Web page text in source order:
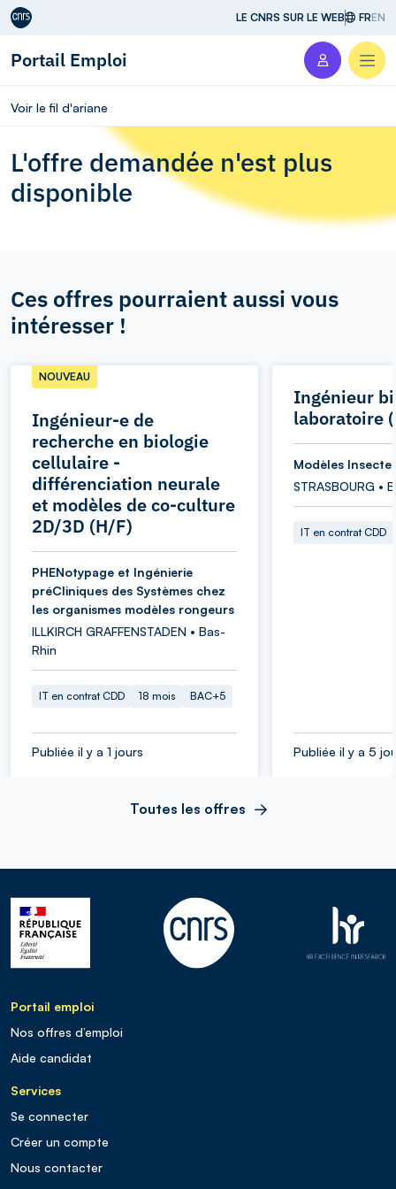
Aller au contenu LE CNRS SUR LE WEB FREN
Portail Emploi
Voir le fil d'ariane
L'offre demandée n'est plus
disponible
Ces offres pourraient aussi vous
intéresser !
Ingénieur-e de
recherche en biologie
cellulaire -
différenciation neurale
et modèles de co-culture
2D/3D (H/F)
NOUVEAU
PHENotypage et Ingénierie
préCliniques des Systèmes chez
les organismes modèles rongeurs
ILLKIRCH GRAFFENSTADEN • Bas-
Rhin
IT en contrat CDD 18 mois BAC+5
Publiée il y a 1 jours
Ingénieur
laboratoire
Modèles
STRASBOURG •
IT en contrat CDD
Publiée il y a 5
Toutes les offres
Portail emploi
Nos offres d’emploi
Aide candidat
Services
Se connecter
Créer un compte
Nous contacter